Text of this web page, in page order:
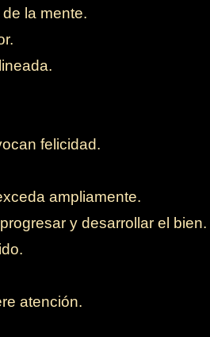
la mente.
felicidad.
ampliamente.
y desarrollar el bien.
atención.